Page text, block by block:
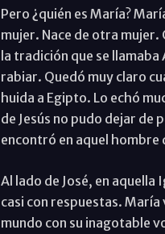
Pero ¿quién es María?
mujer. Nace de otra mujer.
la tradición que se llamaba
rabiar. Quedó muy claro
huida a Egipto. Lo echó
de Jesús no pudo dejar de
encontró en aquel hombre
Al lado de José, en aquella
casi con respuestas.
mundo con su inagotable